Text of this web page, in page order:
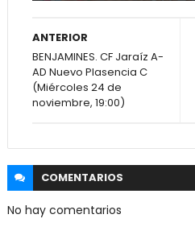
ANTERIOR
BENJAMINES. CF Jaraíz A-
AD Nuevo Plasencia C
(Miércoles 24 de
noviembre, 19:00)
COMENTARIOS
No hay comentarios